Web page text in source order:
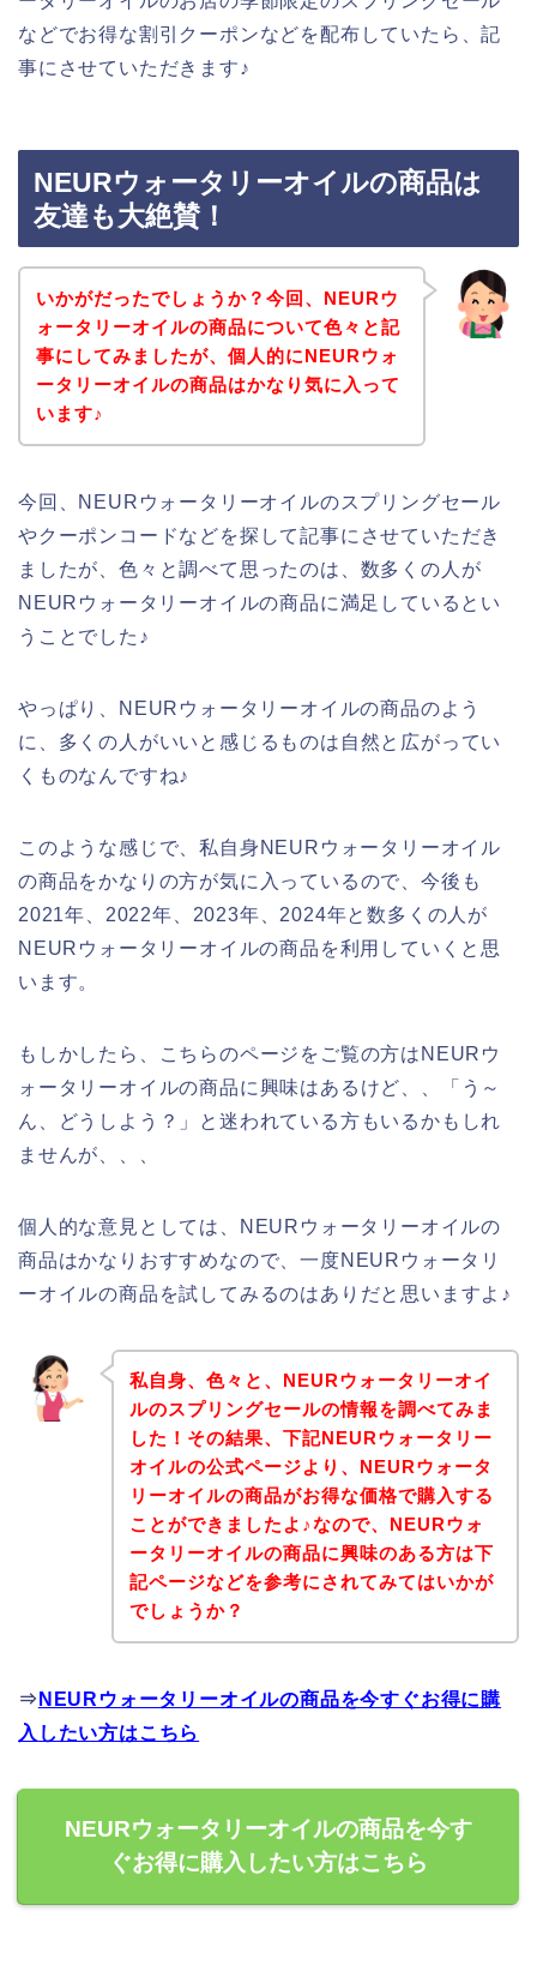
などでお得な割引クーポンなどを配布していたら、記
事にさせていただきます♪
NEURウォータリーオイルの商品は
友達も大絶賛！
いかがだったでしょうか？今回、NEURウ
ォータリーオイルの商品について色々と記
事にしてみましたが、個人的にNEURウォ
ータリーオイルの商品はかなり気に入って
います♪
今回、NEURウォータリーオイルのスプリングセール
やクーポンコードなどを探して記事にさせていただき
ましたが、色々と調べて思ったのは、数多くの人が
NEURウォータリーオイルの商品に満足しているとい
うことでした♪
やっぱり、NEURウォータリーオイルの商品のよう
に、多くの人がいいと感じるものは自然と広がってい
くものなんですね♪
このような感じで、私自身NEURウォータリーオイル
の商品をかなりの方が気に入っているので、今後も
2021年、2022年、2023年、2024年と数多くの人が
NEURウォータリーオイルの商品を利用していくと思
います。
もしかしたら、こちらのページをご覧の方はNEURウ
ォータリーオイルの商品に興味はあるけど、、「う～
ん、どうしよう？」と迷われている方もいるかもしれ
ませんが、、、
個人的な意見としては、NEURウォータリーオイルの
商品はかなりおすすめなので、一度NEURウォータリ
ーオイルの商品を試してみるのはありだと思いますよ♪
私自身、色々と、NEURウォータリーオイ
ルのスプリングセールの情報を調べてみま
した！その結果、下記NEURウォータリー
オイルの公式ページより、NEURウォータ
リーオイルの商品がお得な価格で購入する
ことができましたよ♪なので、NEURウォ
ータリーオイルの商品に興味のある方は下
記ページなどを参考にされてみてはいかが
でしょうか？
⇒ NEURウォータリーオイルの商品を今すぐお得に購
入したい方はこちら
NEURウォータリーオイルの商品を今す
ぐお得に購入したい方はこちら